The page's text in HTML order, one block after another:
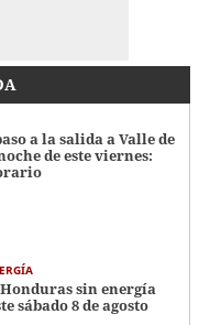
a la salida a Valle de
de este viernes:
sin energía
sábado 8 de agosto